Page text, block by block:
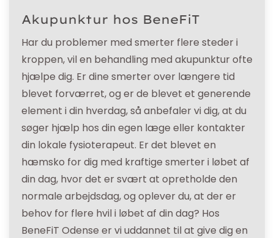
Akupunktur hos BeneFiT
Har du problemer med smerter flere steder i
kroppen, vil en behandling med akupunktur ofte
hjælpe dig. Er dine smerter over længere tid
blevet forværret, og er de blevet et generende
element i din hverdag, så anbefaler vi dig, at du
søger hjælp hos din egen læge eller kontakter
din lokale fysioterapeut. Er det blevet en
hæmsko for dig med kraftige smerter i løbet af
din dag, hvor det er svært at opretholde den
normale arbejdsdag, og oplever du, at der er
behov for flere hvil i løbet af din dag? Hos
BeneFiT Odense er vi uddannet til at give dig en